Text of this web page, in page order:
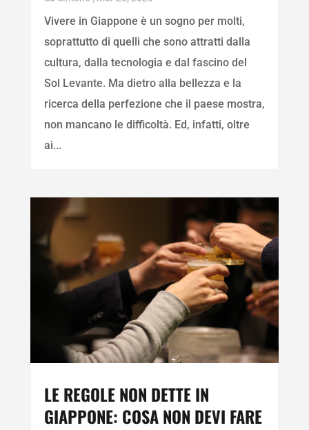
Vivere in Giappone è un sogno per molti,
soprattutto di quelli che sono attratti dalla
cultura, dalla tecnologia e dal fascino del
Sol Levante. Ma dietro alla bellezza e la
ricerca della perfezione che il paese mostra,
non mancano le difficoltà. Ed, infatti, oltre
ai...
LE REGOLE NON DETTE IN
GIAPPONE: COSA NON DEVI FARE